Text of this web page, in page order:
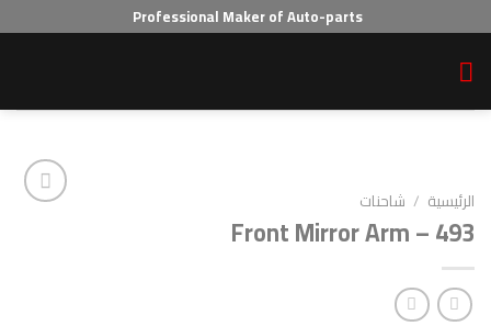
Professional Maker of Auto-parts
شاحنات
Front Mirror